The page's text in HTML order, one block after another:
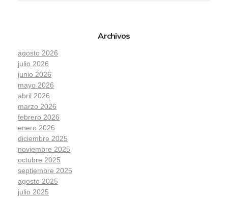
Archivos
agosto 2026
julio 2026
junio 2026
mayo 2026
abril 2026
marzo 2026
febrero 2026
enero 2026
diciembre 2025
noviembre 2025
octubre 2025
septiembre 2025
agosto 2025
julio 2025